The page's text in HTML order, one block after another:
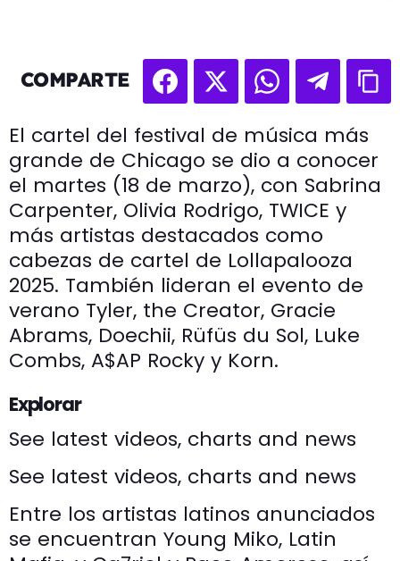
COMPARTE
El cartel del festival de música más
grande de Chicago se dio a conocer
el martes (18 de marzo), con Sabrina
Carpenter, Olivia Rodrigo, TWICE y
más artistas destacados como
cabezas de cartel de Lollapalooza
2025. También lideran el evento de
verano Tyler, the Creator, Gracie
Abrams, Doechii, Rüfüs du Sol, Luke
Combs, A$AP Rocky y Korn.
Explorar
See latest videos, charts and news
See latest videos, charts and news
Entre los artistas latinos anunciados
se encuentran Young Miko, Latin